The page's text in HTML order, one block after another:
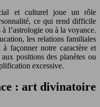
et culturel joue un rôle
ce qui rend difficile
l’astrologie ou à la voyance.
les relations familiales
façonner notre caractère et
positions des planètes ou
excessive.
: art divinatoire